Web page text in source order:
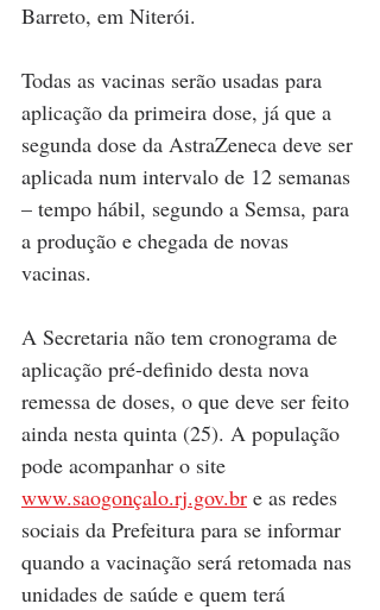
Barreto, em Niterói.
Todas as vacinas serão usadas para
aplicação da primeira dose, já que a
segunda dose da AstraZeneca deve ser
aplicada num intervalo de 12 semanas
– tempo hábil, segundo a Semsa, para
a produção e chegada de novas
vacinas.
A Secretaria não tem cronograma de
aplicação pré-definido desta nova
remessa de doses, o que deve ser feito
ainda nesta quinta (25). A população
pode acompanhar o site
www.saogonçalo.rj.gov.br e as redes
sociais da Prefeitura para se informar
quando a vacinação será retomada nas
unidades de saúde e quem terá